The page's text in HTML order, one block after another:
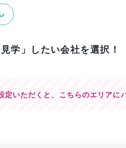
学」したい会社を選択！
いただくと、 こちらのエリアに